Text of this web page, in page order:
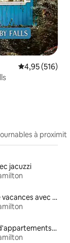
Évaluation
4,95 (516)
à
jacuzzi
Locations de vacances avec piscine
Résidences d'appartements en location